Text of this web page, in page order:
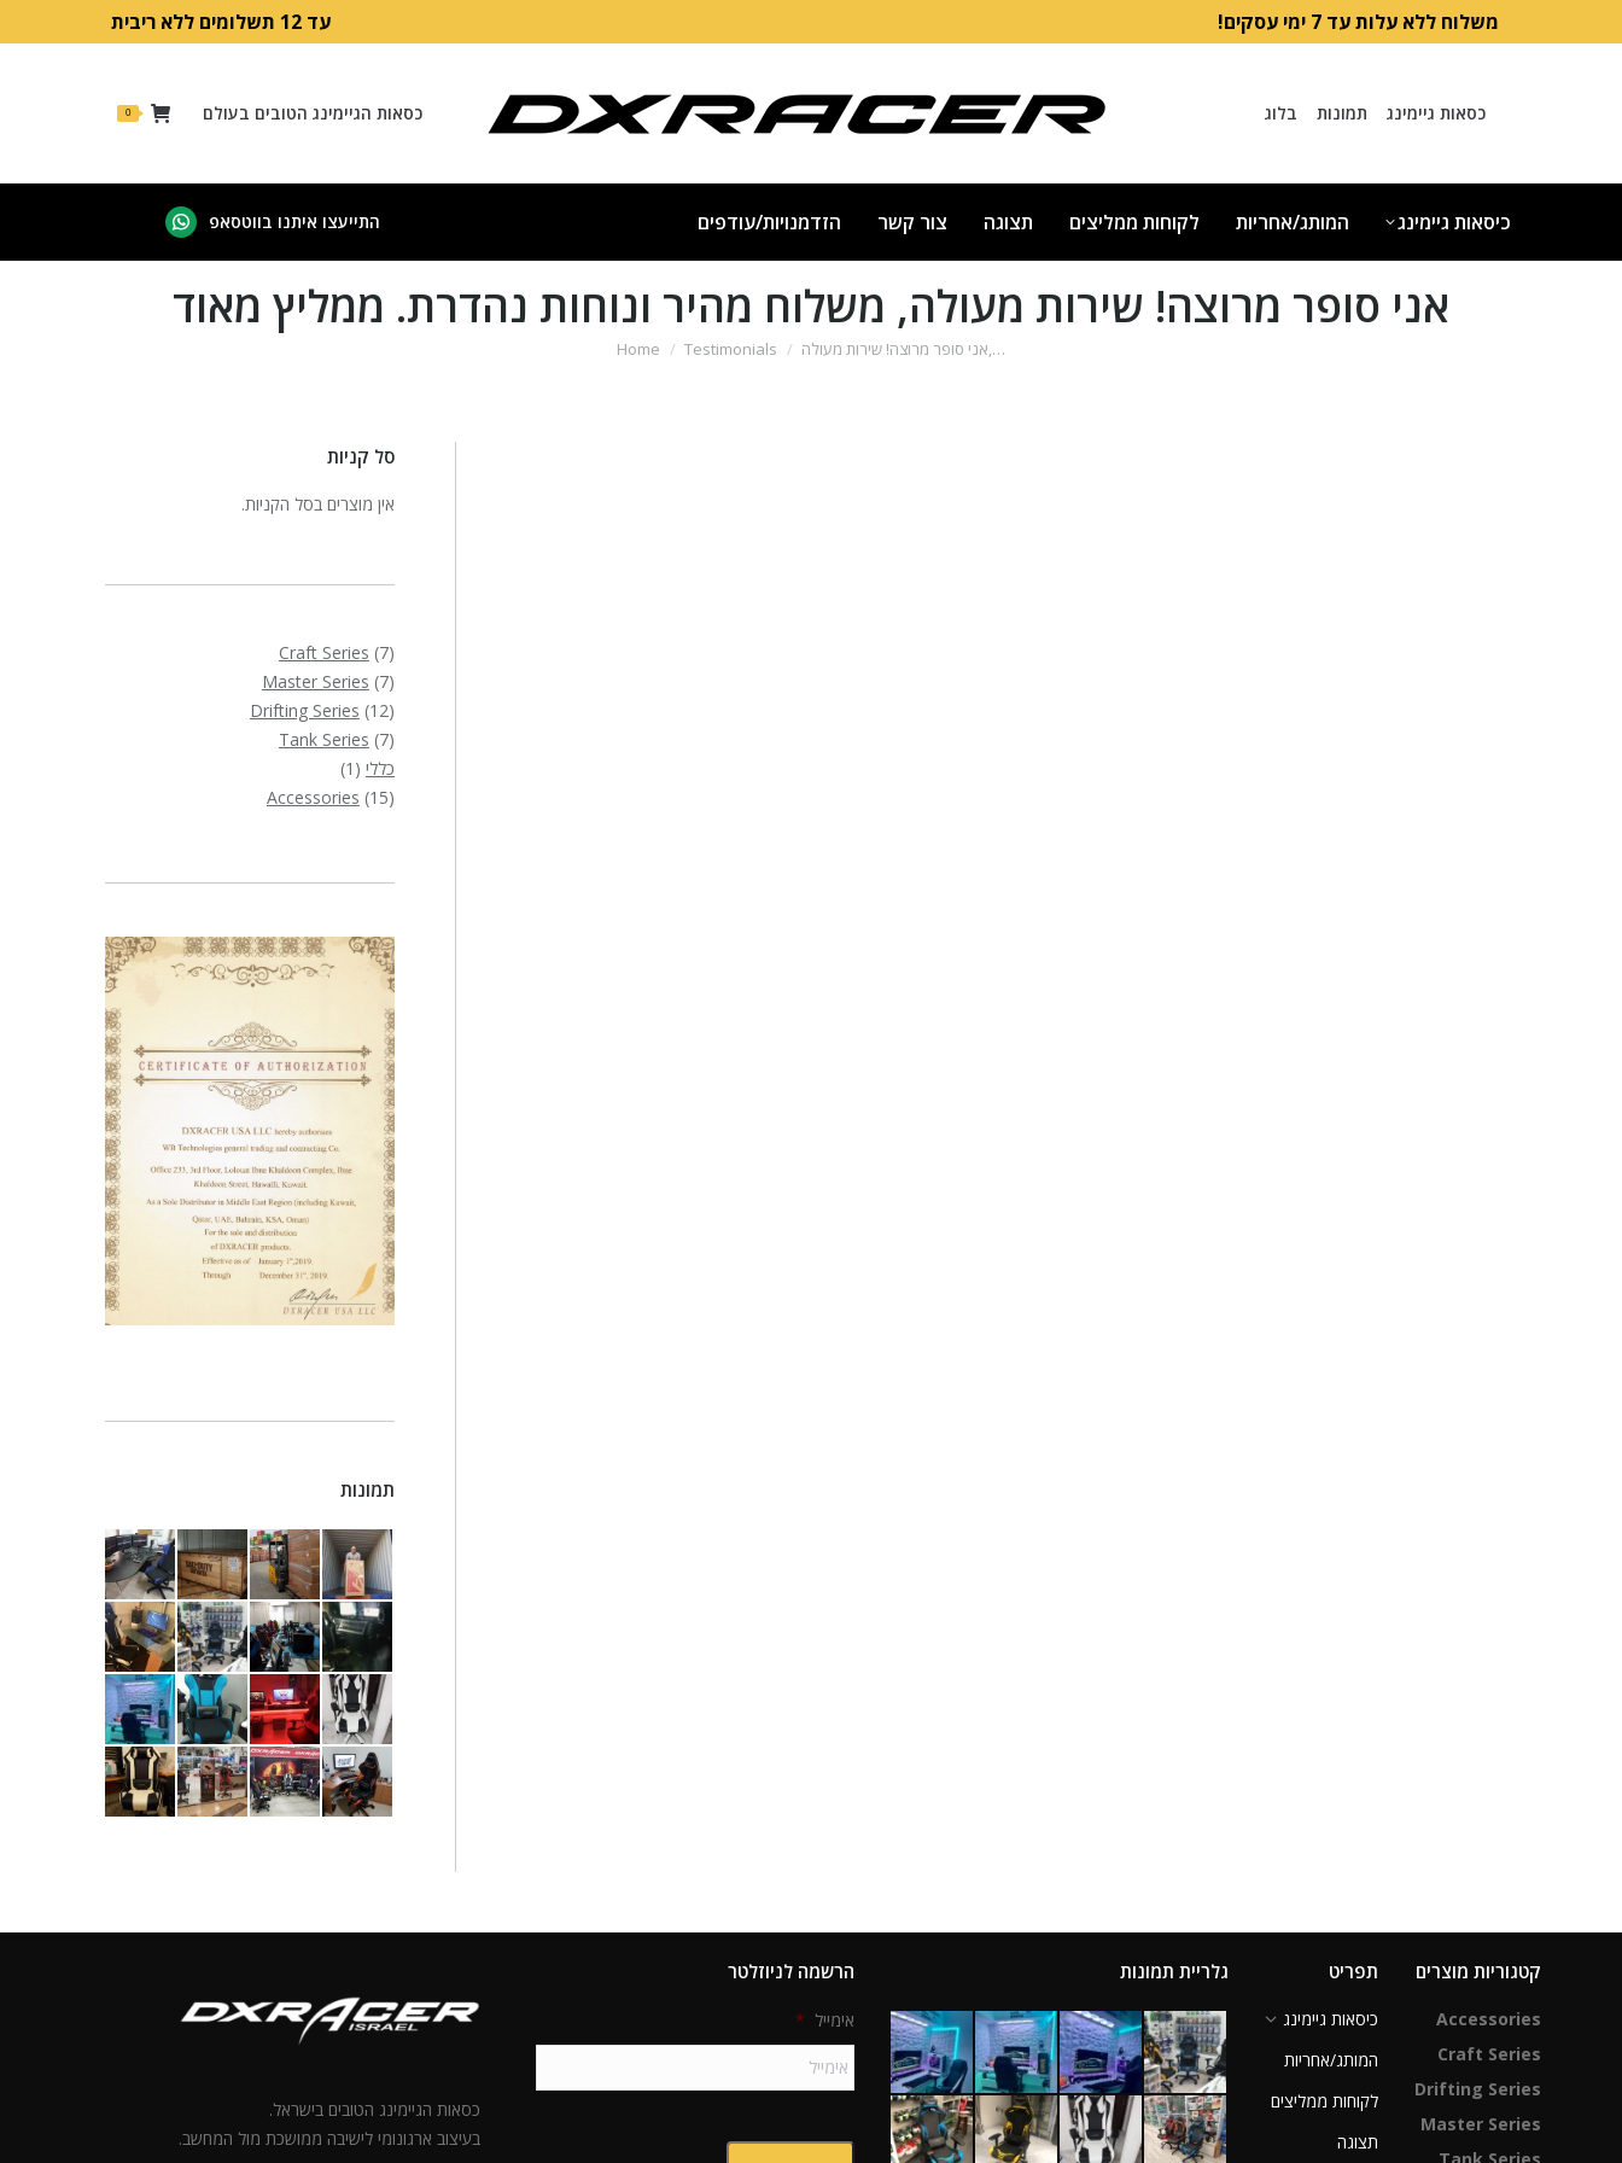
משלוח ללא עלות עד 7 ימי עסקים! עד 12 תשלומים ללא ריבית
כסאות גיימינג תמונות בלוג כסאות הגיימינג הטובים בעולם 0
כיסאות גיימינג המותג/אחריות לקוחות ממליצים תצוגה צור קשר הזדמנויות/עודפים התייעצו איתנו בווטסאפ
Whatsapp
page
opensאני סופר מרוצה! שירות מעולה, משלוח מהיר ונוחות נהדרת. ממליץ מאוד
You are here:
Home Testimonials אני סופר מרוצה! שירות מעולה,…
סל קניות
אין מוצרים בסל הקניות.
Craft Series 7
7
מוצרים
Master Series 7
7
מוצריםDrifting Series 12
12
מוצרים
Tank Series 7
7
מוצרים
כללי 1מוצר
1
Accessories 15
15
תמונות
קטגוריות מוצרים
Accessories
Craft Series
Drifting Series
Master Series
תפריט
כיסאות גיימינג
המותג/אחריות
לקוחות ממליצים
תצוגה
גלריית תמונות הרשמה לניוזלטר
אימייל *
כסאות הגיימינג הטובים בישראל.
בעיצוב ארגונומי לישיבה ממושכת מול המחשב.